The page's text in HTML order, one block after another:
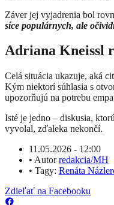
Záver jej vyjadrenia bol
síce populárnych, ale
Adriana Kneissl
Celá situácia ukazuje, aká
Kým niektorí súhlasia s
upozorňujú na potrebu
Isté je jedno – diskusia,
vyvolal, zďaleka nekončí.
11.05.2026 - 12:00
• Autorredakcia/MH
• Tagy: Renáta
Zdieľať na Facebooku